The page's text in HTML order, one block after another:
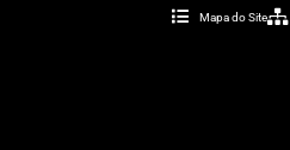
Mapa do Site